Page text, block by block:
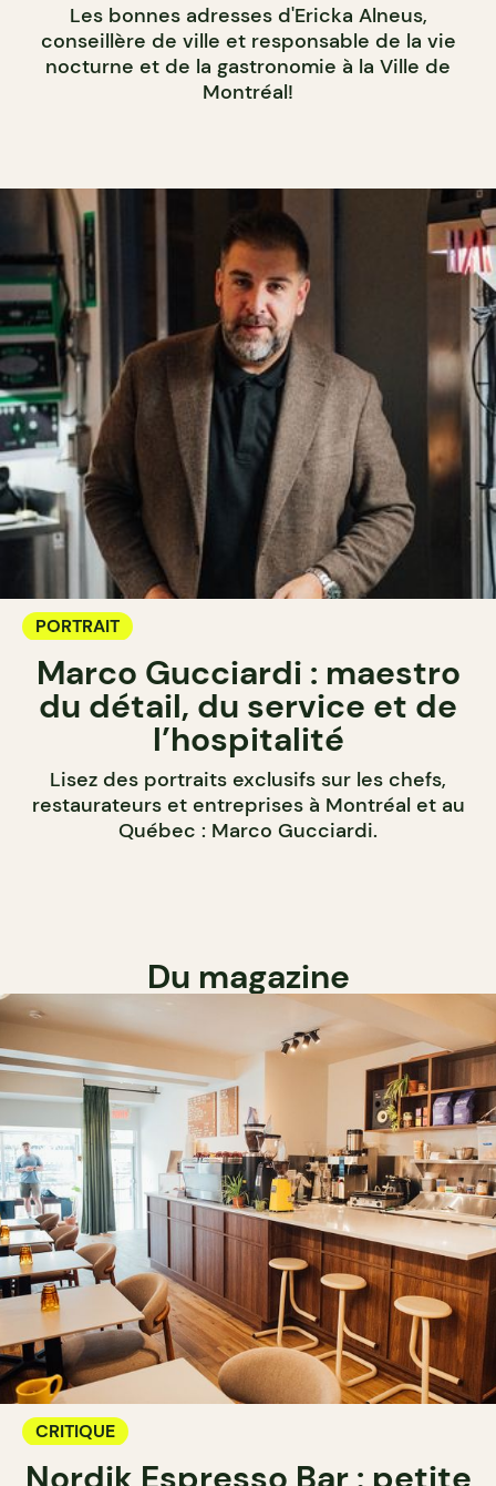
Les bonnes adresses d'Ericka Alneus,
conseillère de ville et responsable de la vie
nocturne et de la gastronomie à la Ville de
Montréal!
PORTRAIT
Marco Gucciardi : maestro
du détail, du service et de
l’hospitalité
Lisez des portraits exclusifs sur les chefs,
restaurateurs et entreprises à Montréal et au
Québec : Marco Gucciardi.
Du magazine
CRITIQUE
Nordik Espresso Bar : petite